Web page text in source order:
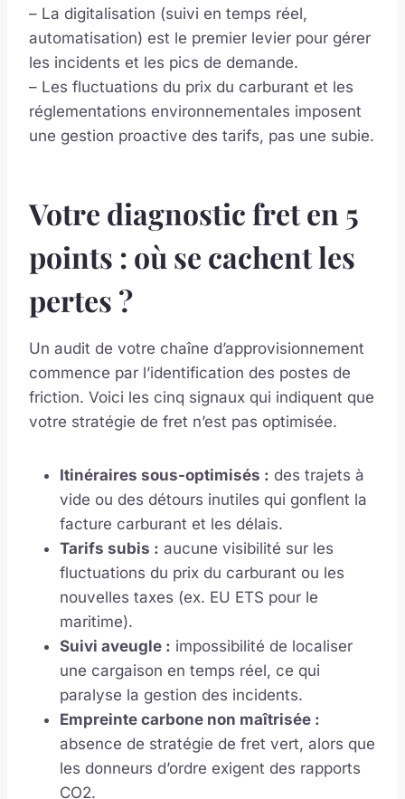
– La digitalisation (suivi en temps réel,
automatisation) est le premier levier pour gérer
les incidents et les pics de demande.
– Les fluctuations du prix du carburant et les
réglementations environnementales imposent
une gestion proactive des tarifs, pas une subie.
Votre diagnostic fret en 5
points : où se cachent les
pertes ?
Un audit de votre chaîne d’approvisionnement
commence par l’identification des postes de
friction. Voici les cinq signaux qui indiquent que
votre stratégie de fret n’est pas optimisée.
Itinéraires sous-optimisés : des trajets à
vide ou des détours inutiles qui gonflent la
facture carburant et les délais.
Tarifs subis : aucune visibilité sur les
fluctuations du prix du carburant ou les
nouvelles taxes (ex. EU ETS pour le
maritime).
Suivi aveugle : impossibilité de localiser
une cargaison en temps réel, ce qui
paralyse la gestion des incidents.
Empreinte carbone non maîtrisée :
absence de stratégie de fret vert, alors que
les donneurs d’ordre exigent des rapports
CO2.